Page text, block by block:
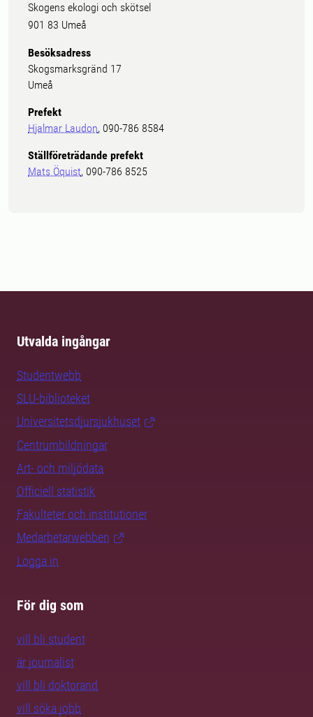
Skogens ekologi och skötsel
901 83 Umeå
Besöksadress
Skogsmarksgränd 17
Umeå
Prefekt
Hjalmar Laudon, 090-786 8584
Ställföreträdande prefekt
Mats Öquist, 090-786 8525
Utvalda ingångar
Studentwebb
SLU-biblioteket
Universitetsdjursjukhuset
Centrumbildningar
Art- och miljödata
Officiell statistik
Fakulteter och institutioner
Medarbetarwebben
Logga in
För dig som
vill bli student
är journalist
vill bli doktorand
vill söka jobb